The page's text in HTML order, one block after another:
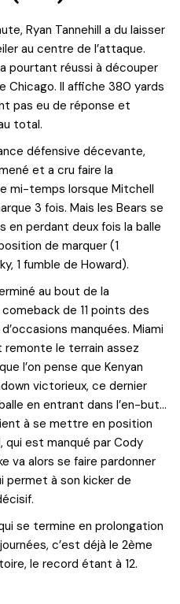
Ryan Tannehill a du laisser
au centre de l’attaque.
pourtant réussi à découper
Chicago. Il affiche 380 yards
pas eu de réponse et
total.
défensive décevante,
et a cru faire la
mi-temps lorsque Mitchell
3 fois. Mais les Bears se
en perdant deux fois la balle
de marquer (1
1 fumble de Howard).
au bout de la
de 11 points des
manquées. Miami
remonte le terrain assez
l’on pense que Kenyan
victorieux, ce dernier
en entrant dans l’en-but…
à se mettre en position
qui est manqué par Cody
va alors se faire pardonner
permet à son kicker de
se termine en prolongation
c’est déjà le 2ème
le record étant à 12.